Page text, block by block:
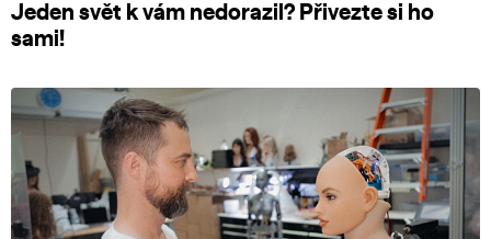
Jeden svět k vám nedorazil? Přivezte si ho
sami!